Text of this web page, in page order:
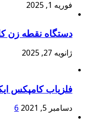
فوریه 1, 2025
دستگاه نقطه زن
ژانویه 27, 2025
فلزیاب کامپکس
دسامبر 5, 2021 6